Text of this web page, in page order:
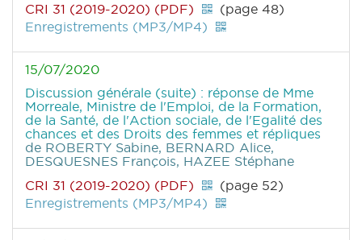
CRI 31 (2019-2020) (PDF)
(page 48)
Enregistrements (MP3/MP4)
15/07/2020
Discussion générale (suite) : réponse de Mme
Morreale, Ministre de l'Emploi, de la Formation,
de la Santé, de l'Action sociale, de l'Egalité des
chances et des Droits des femmes et répliques
de ROBERTY Sabine, BERNARD Alice,
DESQUESNES François, HAZEE Stéphane
CRI 31 (2019-2020) (PDF)
(page 52)
Enregistrements (MP3/MP4)